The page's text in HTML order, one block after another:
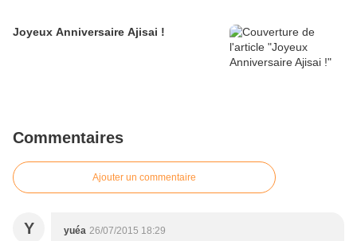
Joyeux Anniversaire Ajisai !
Commentaires
Ajouter un commentaire
Y yuéa 26/07/2015 18:29